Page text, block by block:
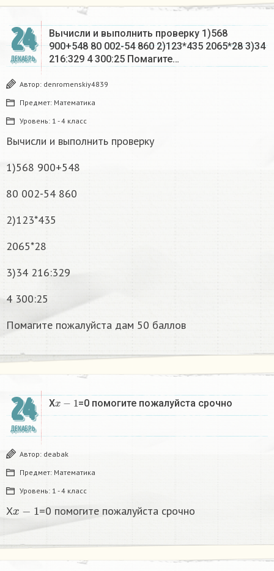
24
ДЕКАБРЬ
Вычисли и выполнить проверку 1)568
900+548 80 002-54 860 2)123*435 2065*28 3)34
216:329 4 300:25 Помагите…
Автор: denromenskiy4839
Предмет: Математика
Уровень: 1 - 4 класс
Вычисли и выполнить проверку
1)568 900+548
80 002-54 860
2)123*435
2065*28
3)34 216:329
4 300:25
Помагите пожалуйста дам 50 баллов
24
ДЕКАБРЬ
Xx−1 =0 помогите пожалуйста срочно
Автор: deabak
Предмет: Математика
Уровень: 1 - 4 класс
X =0 помогите пожалуйста срочно